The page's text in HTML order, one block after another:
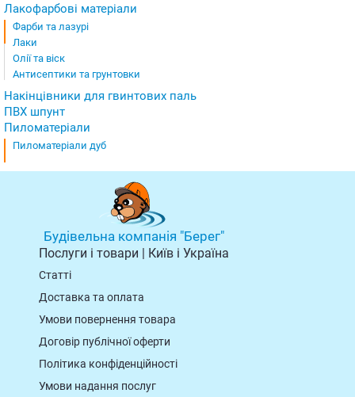
Лакофарбові матеріали
Фарби та лазурі
Лаки
Олії та віск
Антисептики та грунтовки
Накінцівники для гвинтових паль
ПВХ шпунт
Пиломатеріали
Пиломатеріали дуб
Будівельна компанія "Берег"
Послуги і товари | Київ і Україна
Статті
Доставка та оплата
Умови повернення товарa
Договір публічної оферти
Політика конфіденційності
Умови надання послуг